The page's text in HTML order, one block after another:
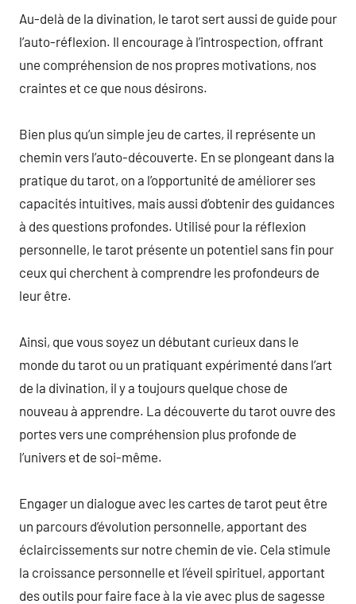
Au-delà de la divination, le tarot sert aussi de guide pour
l’auto-réflexion. Il encourage à l’introspection, offrant
une compréhension de nos propres motivations, nos
craintes et ce que nous désirons.
Bien plus qu’un simple jeu de cartes, il représente un
chemin vers l’auto-découverte. En se plongeant dans la
pratique du tarot, on a l’opportunité de améliorer ses
capacités intuitives, mais aussi d’obtenir des guidances
à des questions profondes. Utilisé pour la réflexion
personnelle, le tarot présente un potentiel sans fin pour
ceux qui cherchent à comprendre les profondeurs de
leur être.
Ainsi, que vous soyez un débutant curieux dans le
monde du tarot ou un pratiquant expérimenté dans l’art
de la divination, il y a toujours quelque chose de
nouveau à apprendre. La découverte du tarot ouvre des
portes vers une compréhension plus profonde de
l’univers et de soi-même.
Engager un dialogue avec les cartes de tarot peut être
un parcours d’évolution personnelle, apportant des
éclaircissements sur notre chemin de vie. Cela stimule
la croissance personnelle et l’éveil spirituel, apportant
des outils pour faire face à la vie avec plus de sagesse